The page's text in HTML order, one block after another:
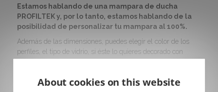
Estamos hablando de una mampara de ducha
PROFILTEK y, por lo tanto, estamos hablando de la
posibilidad de personalizar tu mampara al 100%.
Además de las dimensiones, puedes elegir el color de los
perfiles, el tipo de vidrio, si éste lo quieres decorado con
Todo para que,
por muy poco espacio que tengas, tu
satisfacción sea inmensa.
About cookies on this website